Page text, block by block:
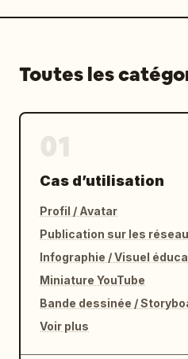
Toutes les
Cas d’utilisation
Profil / Avatar
Publication sur les
Infographie / Visuel
Miniature YouTube
Bande dessinée /
Voir plus